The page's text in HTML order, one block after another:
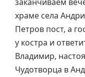
храме села
Петров пост, а
у костра и
Владимир,
Чудотворца в